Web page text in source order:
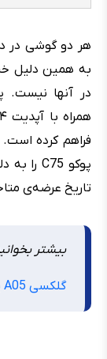
هر دو گوشی در
به همین دلیل
فراهم کرده
تاریخ عرضه‌ی
بیشتر
گلکسی A05 یا A06 کدام را بخریم؟ +‌ معرفی گزینه بهتر